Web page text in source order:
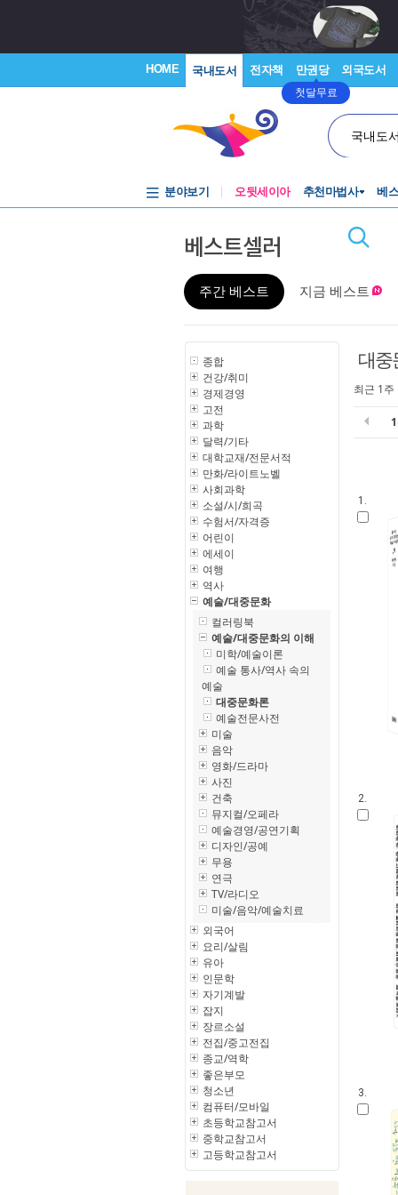
HOME 국내도서 전자책 만권당
첫달무료
외국도서
국내도
분야보기 오뒷세이아 추천마법사 베
베스트셀러
주간 베스트 지금 베스트
종합
건강/취미
경제경영
고전
과학
달력/기타
대학교재/전문서적
만화/라이트노벨
사회과학
소설/시/희곡
수험서/자격증
어린이
에세이
여행
역사
예술/대중문화
컬러링북
예술/대중문화의 이해
미학/예술이론
예술 통사/역사 속의
예술
대중문화론
예술전문사전
미술
음악
영화/드라마
사진
건축
뮤지컬/오페라
예술경영/공연기획
디자인/공예
무용
연극
TV/라디오
미술/음악/예술치료
외국어
요리/살림
유아
인문학
자기계발
잡지
장르소설
전집/중고전집
종교/역학
좋은부모
청소년
컴퓨터/모바일
초등학교참고서
중학교참고서
고등학교참고서
대중
최근 1
1.
2.
3.